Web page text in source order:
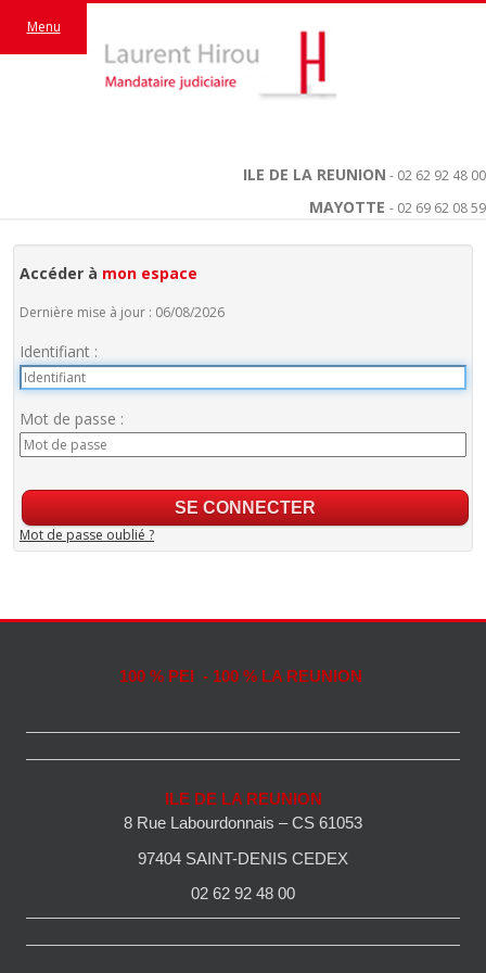
ILE DE LA REUNION - 02 62 92 48 00
MAYOTTE - 02 69 62 08 59
Menu
Accéder à mon espace
Dernière mise à jour : 06/08/2026
Identifiant :
Mot de passe :
Mot de passe oublié ?
100 % PEI - 100 % LA REUNION
ILE DE LA REUNION
8 Rue Labourdonnais – CS 61053
97404 SAINT-DENIS CEDEX
02 62 92 48 00